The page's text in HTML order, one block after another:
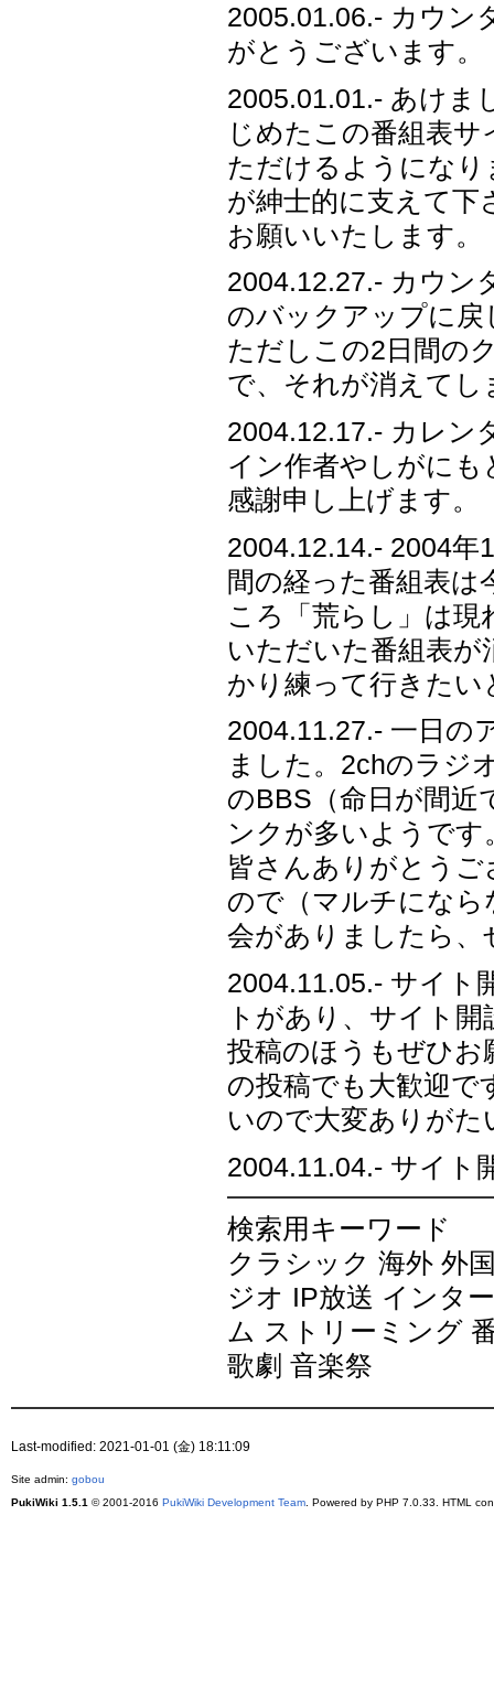
2005.01.06.- カウン
がとうございます。
2005.01.01.- あけま
じめたこの番組表
ただけるようにな
が紳士的に支えて下
お願いいたします。
2004.12.27.- カウン
のバックアップに戻
ただしこの2日間の
で、それが消えて
2004.12.17.- カレン
イン作者やしがに
感謝申し上げます。
2004.12.14.- 2004
間の経った番組表は
ころ「荒らし」は
いただいた番組表
かり練って行きたい
2004.11.27.- 一日の
ました。2chのラジ
のBBS（命日が間近
ンクが多いようで
皆さんありがとう
ので（マルチにな
会がありましたら
2004.11.05.- サイト
トがあり、サイト
投稿のほうもぜひお
の投稿でも大歓迎で
いので大変ありがた
2004.11.04.- サイト
検索用キーワード
クラシック 海外 外
ジオ IP放送 インタ
ム ストリーミング
歌劇 音楽祭
Last-modified: 2021-01-01 (金) 18:11:09
Site admin: gobou
PukiWiki 1.5.1 © 2001-2016 PukiWiki Development Team. Powered by PHP 7.0.33. HTML